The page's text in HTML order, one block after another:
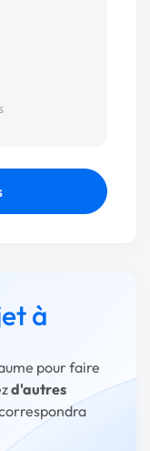
à
pour faire
d'autres